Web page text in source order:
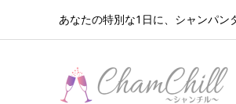
あなたの特別な1日に、シャンパン